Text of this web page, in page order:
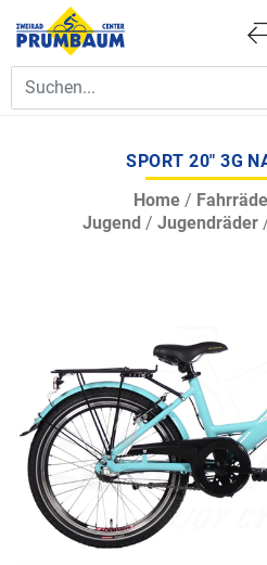
SPORT 20" 3G
Home /
Jugend / Jugendräder